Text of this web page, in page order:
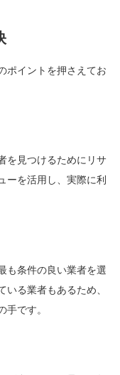
ポイントを押さえてお
を見つけるためにリサ
ーを活用し、実際に利
も条件の良い業者を選
る業者もあるため、
手です。